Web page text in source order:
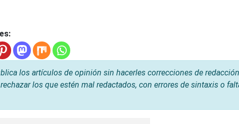
los artículos de opinión sin hacerles correcciones de
los que estén mal redactados, con errores de sintaxis o